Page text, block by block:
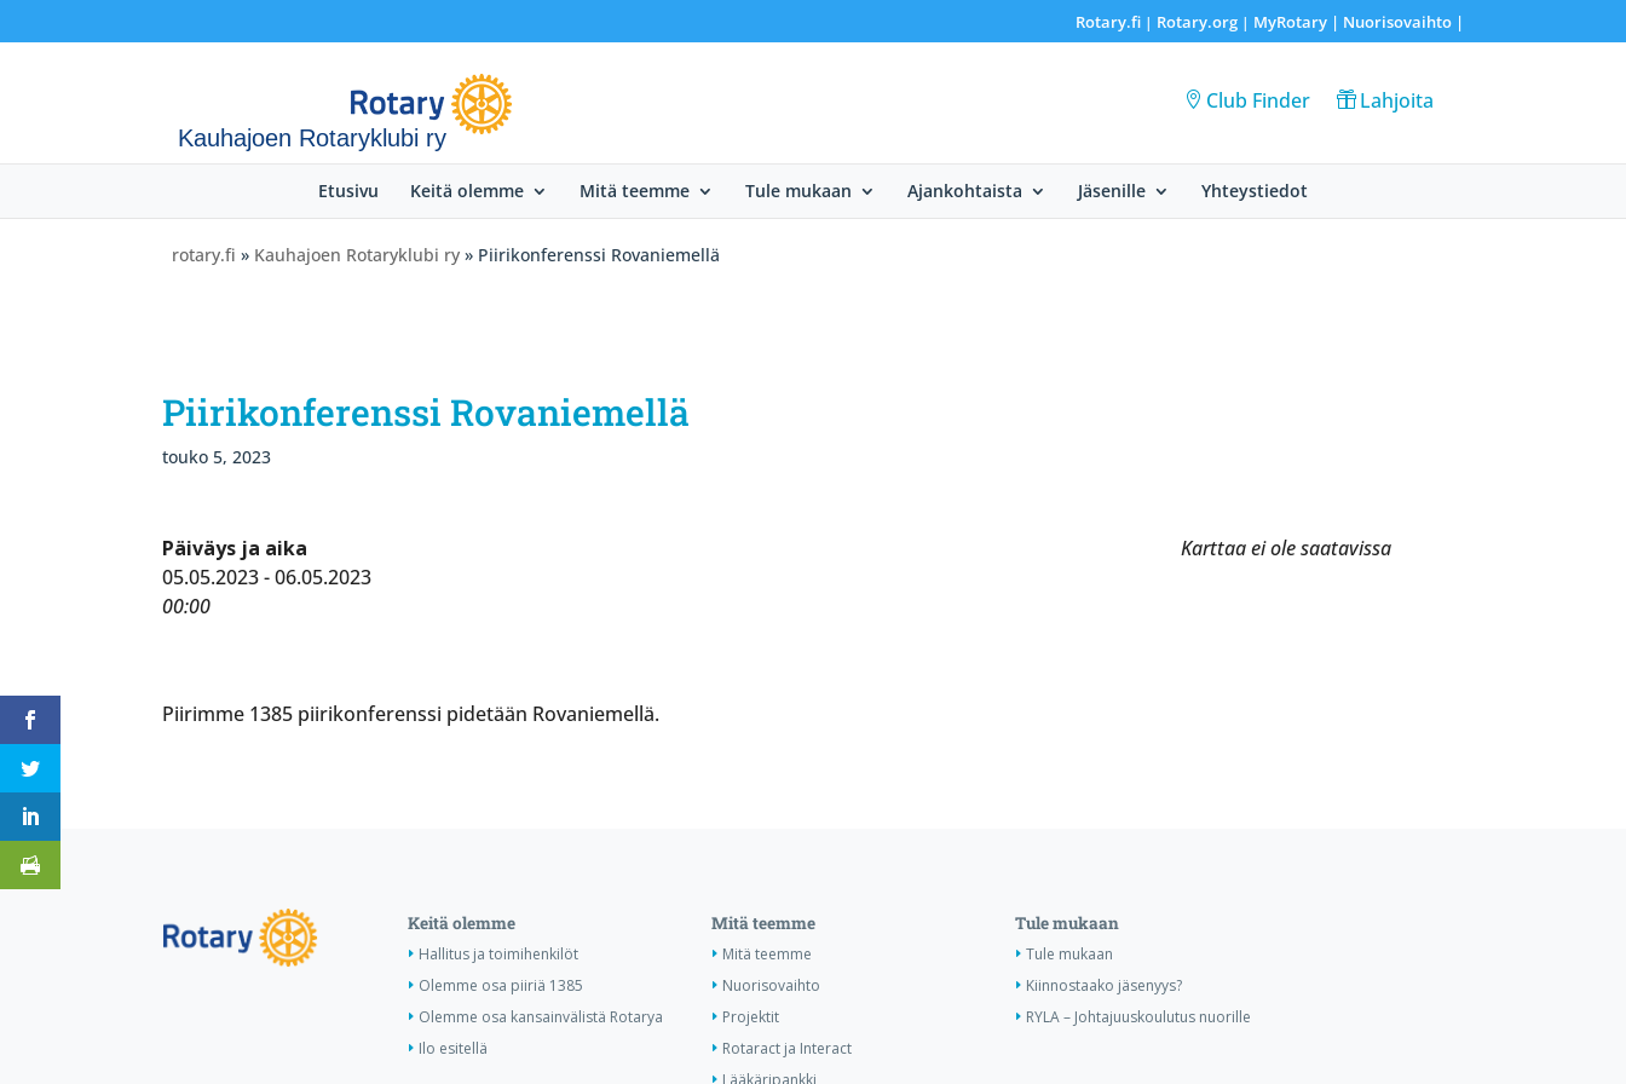
Rotary.fi| Rotary.org| MyRotary | Nuorisovaihto|
Kauhajoen Rotaryklubi ry
Club Finder Lahjoita
Etusivu Keitä olemme Mitä teemme Tule mukaan Ajankohtaista Jäsenille Yhteystiedot
rotary.fi » Kauhajoen Rotaryklubi ry » Piirikonferenssi Rovaniemellä
Piirikonferenssi Rovaniemellä
touko 5, 2023
Karttaa ei ole saatavissa
Päiväys ja aika
05.05.2023 - 06.05.2023
00:00
Piirimme 1385 piirikonferenssi pidetään Rovaniemellä.
Keitä olemme
Hallitus ja toimihenkilöt
Olemme osa piiriä 1385
Olemme osa kansainvälistä Rotarya
Ilo esitellä
Mitä teemme
Mitä teemme
Nuorisovaihto
Projektit
Rotaract ja Interact
Lääkäripankki
Tule mukaan
Tule mukaan
Kiinnostaako jäsenyys?
RYLA – Johtajuuskoulutus nuorille